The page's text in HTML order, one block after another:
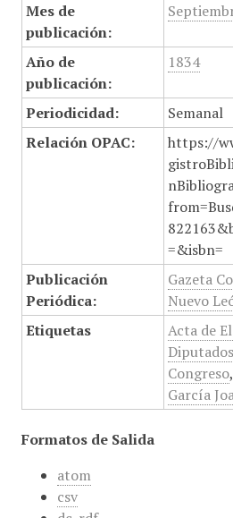
Mes de
publicación:
Año de
publicación:
1834
Periodicidad:
Semanal
Relación OPAC:
https://
=&isbn=
Publicación
Periódica:
Gazeta
Nuevo
Etiquetas
Acta de
Diputados
Congreso,
García
Formatos de Salida
atom
csv